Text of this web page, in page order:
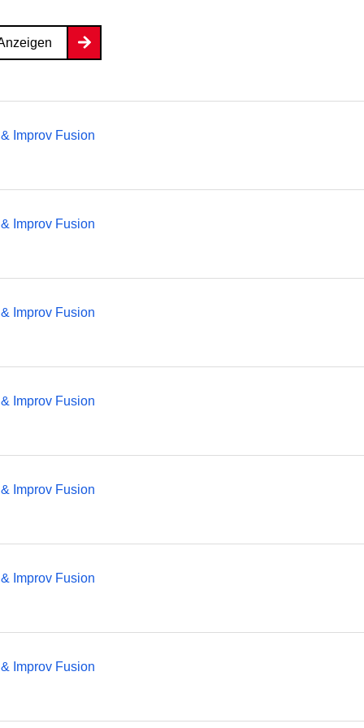
Improv Fusion
Improv Fusion
Improv Fusion
Improv Fusion
Improv Fusion
Improv Fusion
Improv Fusion